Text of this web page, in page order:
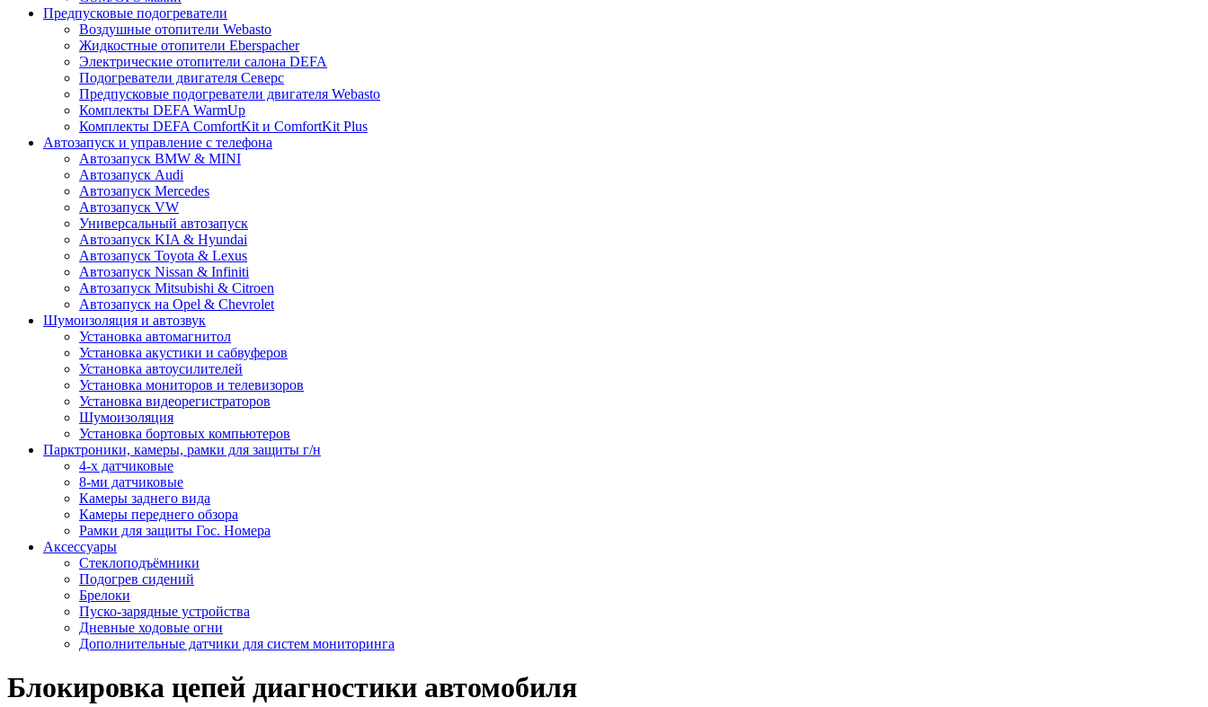
Предпусковые подогреватели
Воздушные отопители Webasto
Жидкостные отопители Eberspacher
Электрические отопители салона DEFA
Подогреватели двигателя Северс
Предпусковые подогреватели двигателя Webasto
Комплекты DEFA WarmUp
Комплекты DEFA ComfortKit и ComfortKit Plus
Автозапуск и управление с телефона
Автозапуск BMW & MINI
Автозапуск Audi
Автозапуск Mercedes
Автозапуск VW
Универсальный автозапуск
Автозапуск KIA & Hyundai
Автозапуск Toyota & Lexus
Автозапуск Nissan & Infiniti
Автозапуск Mitsubishi & Citroen
Автозапуск на Opel & Chevrolet
Шумоизоляция и автозвук
Установка автомагнитол
Установка акустики и сабвуферов
Установка автоусилителей
Установка мониторов и телевизоров
Установка видеорегистраторов
Шумоизоляция
Установка бортовых компьютеров
Парктроники, камеры, рамки для защиты г/н
4-х датчиковые
8-ми датчиковые
Камеры заднего вида
Камеры переднего обзора
Рамки для защиты Гос. Номера
Аксессуары
Стеклоподъёмники
Подогрев сидений
Брелоки
Пуско-зарядные устройства
Дневные ходовые огни
Дополнительные датчики для систем мониторинга
Блокировка цепей диагностики автомобиля